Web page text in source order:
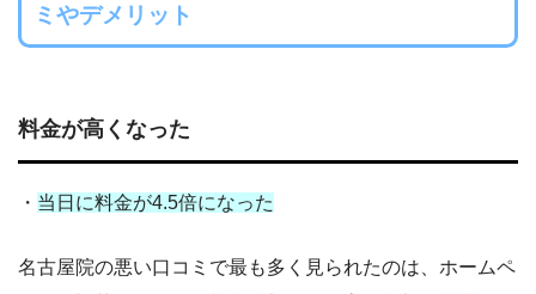
ミやデメリット
料金が高くなった
・ 当日に料金が4.5倍になった
名古屋院の悪い口コミで最も多く見られたのは、ホームペ